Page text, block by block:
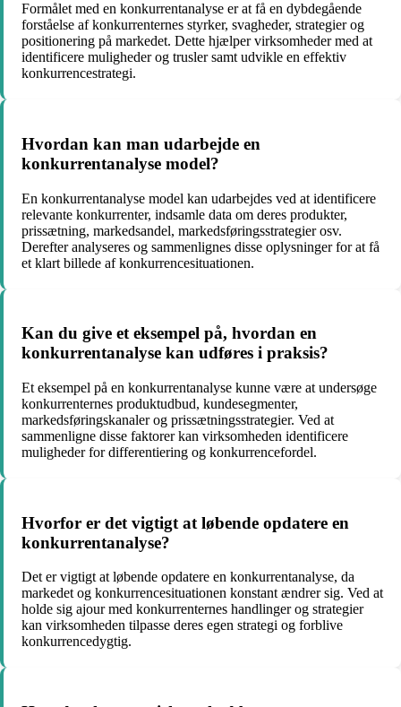
Formålet med en konkurrentanalyse er at få en dybdegående
forståelse af konkurrenternes styrker, svagheder, strategier og
positionering på markedet. Dette hjælper virksomheder med at
identificere muligheder og trusler samt udvikle en effektiv
konkurrencestrategi.
Hvordan kan man udarbejde en
konkurrentanalyse model?
En konkurrentanalyse model kan udarbejdes ved at identificere
relevante konkurrenter, indsamle data om deres produkter,
prissætning, markedsandel, markedsføringsstrategier osv.
Derefter analyseres og sammenlignes disse oplysninger for at få
et klart billede af konkurrencesituationen.
Kan du give et eksempel på, hvordan en
konkurrentanalyse kan udføres i praksis?
Et eksempel på en konkurrentanalyse kunne være at undersøge
konkurrenternes produktudbud, kundesegmenter,
markedsføringskanaler og prissætningsstrategier. Ved at
sammenligne disse faktorer kan virksomheden identificere
muligheder for differentiering og konkurrencefordel.
Hvorfor er det vigtigt at løbende opdatere en
konkurrentanalyse?
Det er vigtigt at løbende opdatere en konkurrentanalyse, da
markedet og konkurrencesituationen konstant ændrer sig. Ved at
holde sig ajour med konkurrenternes handlinger og strategier
kan virksomheden tilpasse deres egen strategi og forblive
konkurrencedygtig.